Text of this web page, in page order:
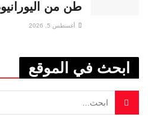
طن من
أغسطس 5, 2026
ابحث في الموقع